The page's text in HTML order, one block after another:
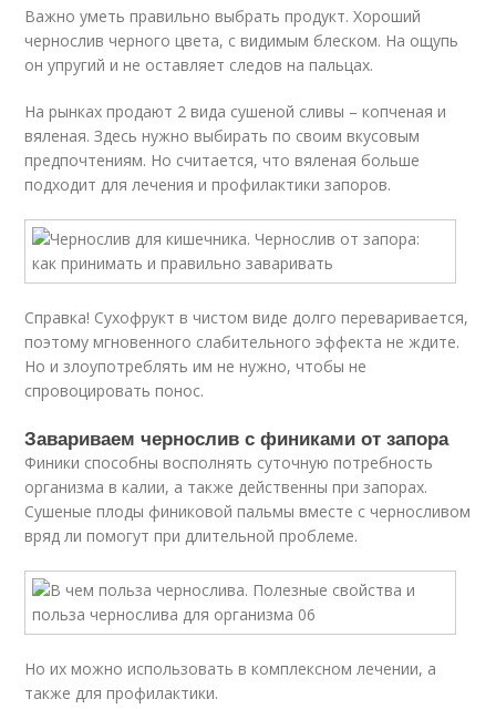
Важно уметь правильно выбрать продукт. Хороший
чернослив черного цвета, с видимым блеском. На ощупь
он упругий и не оставляет следов на пальцах.
На рынках продают 2 вида сушеной сливы – копченая и
вяленая. Здесь нужно выбирать по своим вкусовым
предпочтениям. Но считается, что вяленая больше
подходит для лечения и профилактики запоров.
Справка! Сухофрукт в чистом виде долго переваривается,
поэтому мгновенного слабительного эффекта не ждите.
Но и злоупотреблять им не нужно, чтобы не
спровоцировать понос.
Завариваем чернослив с финиками от запора
Финики способны восполнять суточную потребность
организма в калии, а также действенны при запорах.
Сушеные плоды финиковой пальмы вместе с черносливом
вряд ли помогут при длительной проблеме.
Но их можно использовать в комплексном лечении, а
также для профилактики.